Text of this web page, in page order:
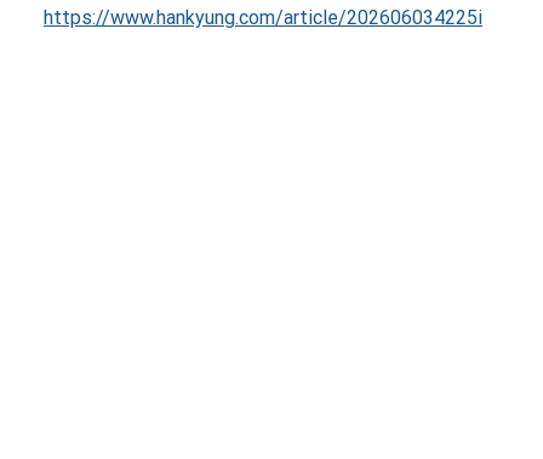
https://www.hankyung.com/article/202606034225i